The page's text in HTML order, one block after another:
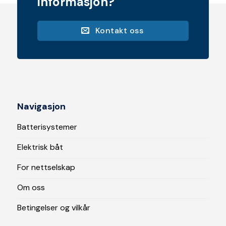
Kontakt oss
Navigasjon
Batterisystemer
Elektrisk båt
For nettselskap
Om oss
Betingelser og vilkår